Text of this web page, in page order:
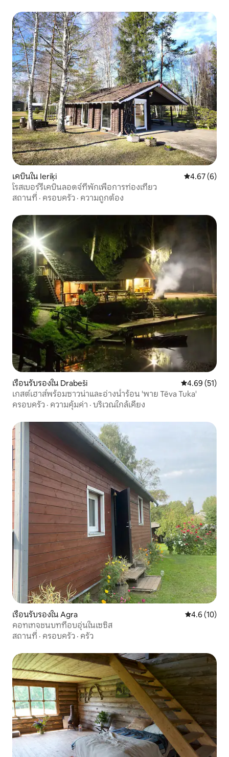
เคบินใน Ieriķi คะแนนเฉลี่ย
4.67 (6)
โรสเบอร์รี่เคบินลอดจ์ที่พักเพื่อการท่องเที่ยว
สถานที่ · ครอบครัว · ความถูกต้อง
เรือนรับรองใน Drabeši คะแนนเฉลี่ย
4.69 (51)
เกสต์เฮาส์พร้อมซาวน่าและอ่างน้ำร้อน 'พาย Tēva Tuka'
ครอบครัว · ความคุ้มค่า · บริเวณใกล้เคียง
เรือนรับรองใน Agra คะแนนเฉลี่ย
4.6 (10)
คอทเทจชนบทที่อบอุ่นในเซซิส
สถานที่ · ครอบครัว · ครัว